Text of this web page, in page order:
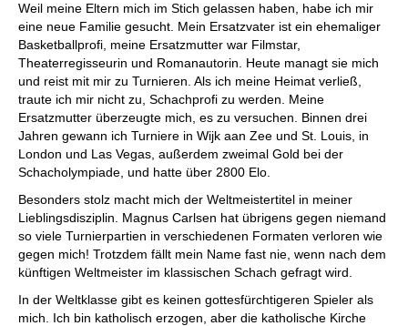
Weil meine Eltern mich im Stich gelassen haben, habe ich mir
eine neue Familie gesucht. Mein Ersatzvater ist ein ehemaliger
Basketballprofi, meine Ersatzmutter war Filmstar,
Theaterregisseurin und Romanautorin. Heute managt sie mich
und reist mit mir zu Turnieren. Als ich meine Heimat verließ,
traute ich mir nicht zu, Schachprofi zu werden. Meine
Ersatzmutter überzeugte mich, es zu versuchen. Binnen drei
Jahren gewann ich Turniere in Wijk aan Zee und St. Louis, in
London und Las Vegas, außerdem zweimal Gold bei der
Schacholympiade, und hatte über 2800 Elo.
Besonders stolz macht mich der Weltmeistertitel in meiner
Lieblingsdisziplin. Magnus Carlsen hat übrigens gegen niemand
so viele Turnierpartien in verschiedenen Formaten verloren wie
gegen mich! Trotzdem fällt mein Name fast nie, wenn nach dem
künftigen Weltmeister im klassischen Schach gefragt wird.
In der Weltklasse gibt es keinen gottesfürchtigeren Spieler als
mich. Ich bin katholisch erzogen, aber die katholische Kirche